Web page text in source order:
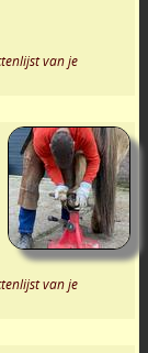
van je
van je